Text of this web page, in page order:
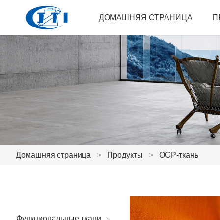
ДОМАШНЯЯ СТРАНИЦА
Домашняя страница > Продукты > ОСР-ткань
Функциональные ткани